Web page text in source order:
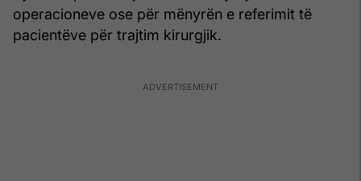
operacioneve ose për mënyrën e referimit të
pacientëve për trajtim kirurgjik.